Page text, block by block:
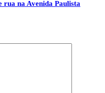
na Avenida Paulista